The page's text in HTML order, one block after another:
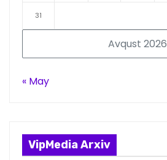
Avqust 2026
31
« May
VipMedia Arxiv